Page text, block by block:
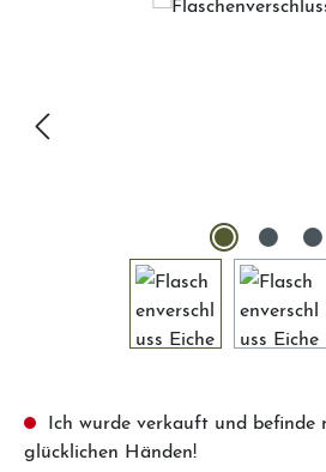
Ich wurde verkauft und befinde
glücklichen Händen!